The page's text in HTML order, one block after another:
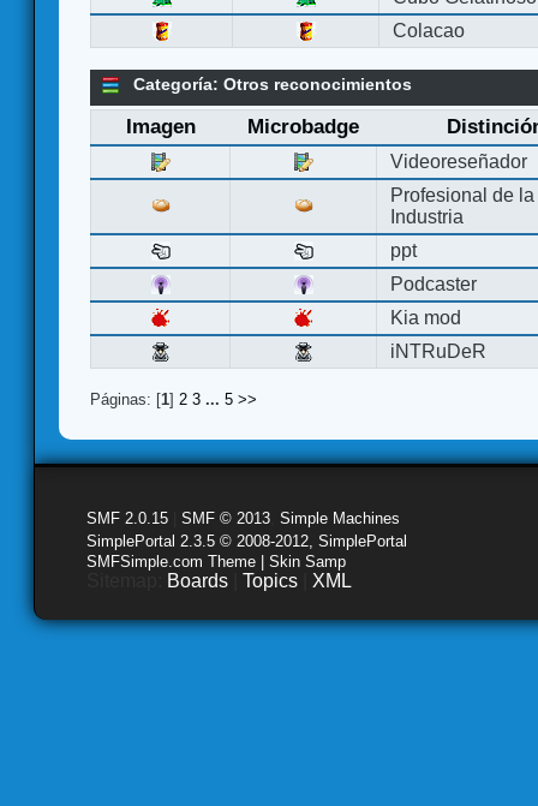
Colacao
Categoría: Otros reconocimientos
Imagen Microbadge
Videoreseñador
Profesional de la
Industria
ppt
Podcaster
Kia mod
iNTRuDeR
Páginas: [1] 2 3 ... 5 >>
SMF 2.0.15 SMF © 2013 Simple Machines
SimplePortal 2.3.5 © 2008-2012, SimplePortal
SMFSimple.com Theme | Skin Samp
Boards Topics XML